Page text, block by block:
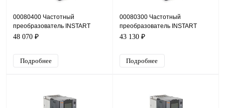
00080400 Частотный
преобразователь INSTART
INPRIME-G1.5-4BF, 380В, 1,5кВт,
48 070 ₽
Подробнее
00080300 Частотный
преобразователь INSTART
INPRIME-G1.1-4BF, 380В, 1,1кВт,
43 130 ₽
Подробнее